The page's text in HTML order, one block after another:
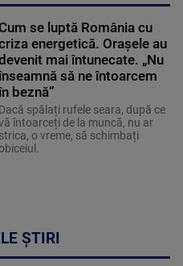
Cum se luptă România cu
energetică. Orașele au
mai întunecate. „Nu
să ne întoarcem
beznă”
Dacă spălați rufele seara, după ce
întoarceți de la muncă, nu ar
strica, o vreme, să schimbați
ȘTIRI